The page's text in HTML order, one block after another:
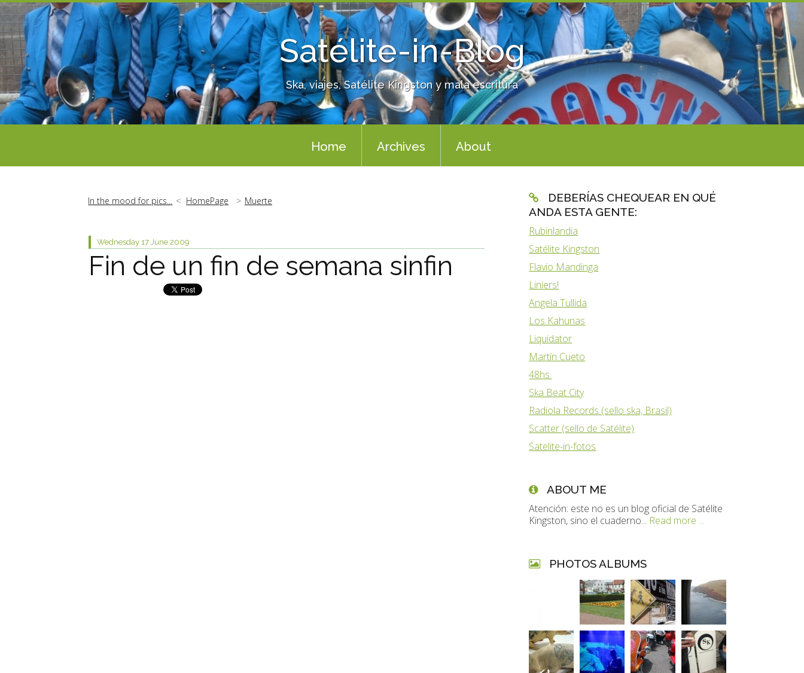
Satélite-in-Blog
Ska, viajes, Satélite Kingston y mala escritura
Home Archives About
In the mood for pics... HomePage Muerte
Wednesday 17 June 2009
Fin de un fin de semana sinfin
DEBERÍAS CHEQUEAR EN QUÉ
ANDA ESTA GENTE:
Rubinlandia
Satélite Kingston
Flavio Mandinga
Liniers!
Angela Tullida
Los Kahunas
Liquidator
Martín Cueto
48hs.
Ska Beat City
Radiola Records (sello ska, Brasil)
Scatter (sello de Satélite)
Satelite-in-fotos
ABOUT ME
Atención: este no es un blog oficial de Satélite
Kingston, sino el cuaderno... Read more ...
PHOTOS ALBUMS